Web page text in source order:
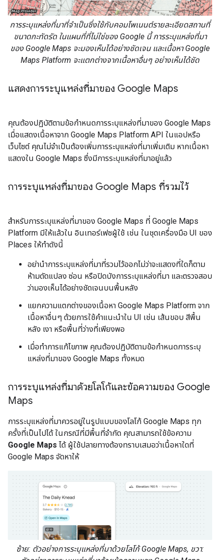
การระบุแหล่งที่มาที่จำเป็นซึ่งใช้กับคอมโพเนนต์รายละเอียดสถานที่
ขนาดกะทัดรัด ในแผนที่ที่ไม่ใช่ของ Google นี้ การระบุแหล่งที่มา
ของ Google Maps จะมองเห็นได้อย่างชัดเจน และเนื้อหา Google
Maps Platform จะแตกต่างจากเนื้อหาอื่นๆ อย่างเห็นได้ชัด
แสดงการระบุแหล่งที่มาของ Google Maps
คุณต้องปฏิบัติตามข้อกำหนดการระบุแหล่งที่มาของ Google Maps
เมื่อแสดงเนื้อหาจาก Google Maps Platform API ในแอปหรือ
เว็บไซต์ คุณไม่จำเป็นต้องเพิ่มการระบุแหล่งที่มาเพิ่มเติม หากเนื้อหา
แสดงใน Google Maps ซึ่งมีการระบุแหล่งที่มาอยู่แล้ว
การระบุแหล่งที่มาของ Google Maps ที่รวมไว้
สำหรับการระบุแหล่งที่มาของ Google Maps ที่ Google Maps
Platform มีให้แล้วใน อินเทอร์เฟซผู้ใช้ เช่น ในชุดเครื่องมือ UI ของ
Places ให้ทำดังนี้
อย่านำการระบุแหล่งที่มาที่รวมไว้ออกไม่ว่าจะแสดงที่ใดก็ตาม
ห้ามดัดแปลง ซ่อน หรือปิดบังการระบุแหล่งที่มา และตรวจสอบ
ว่ามองเห็นได้อย่างชัดเจนบนพื้นหลัง
แยกความแตกต่างของเนื้อหา Google Maps Platform จาก
เนื้อหาอื่นๆ ด้วยการใช้คำแนะนำใน UI เช่น เส้นขอบ สีพื้น
หลัง เงา หรือพื้นที่ว่างที่เพียงพอ
เมื่อทำการแก้ไขภาพ คุณต้องปฏิบัติตามข้อกำหนดการระบุ
แหล่งที่มาของ Google Maps ทั้งหมด
การระบุแหล่งที่มาด้วยโลโก้และข้อความของ Google
Maps
การระบุแหล่งที่มาควรอยู่ในรูปแบบของโลโก้ Google Maps ทุก
ครั้งที่เป็นไปได้ ในกรณีที่มีพื้นที่จำกัด คุณสามารถใช้ข้อความ
Google Maps ได้ ผู้ใช้ปลายทางต้องทราบเสมอว่าเนื้อหาใดที่
Google Maps จัดหาให้
ซ้าย: ตัวอย่างการระบุแหล่งที่มาด้วยโลโก้ Google Maps, ขวา: